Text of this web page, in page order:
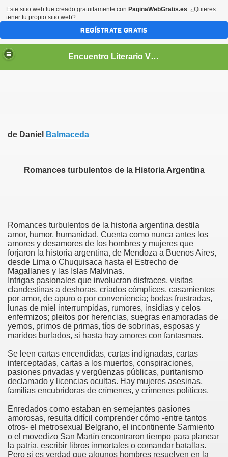
Encuentro Literario Virtual
de Daniel Balmaceda
Romances turbulentos de la Historia Argentina
Romances turbulentos de la historia argentina destila
amor, humor, humanidad. Cuenta como nunca antes los
amores y desamores de los hombres y mujeres que
forjaron la historia argentina, de Mendoza a Buenos Aires,
desde Lima o Chuquisaca hasta el Estrecho de
Magallanes y las Islas Malvinas.
Intrigas pasionales que involucran disfraces, visitas
clandestinas a deshoras, criados cómplices, casamientos
por amor, de apuro o por conveniencia; bodas frustradas,
lunas de miel interrumpidas, rumores, insidias y celos
enfermizos; pleitos por herencias, suegras enamoradas de
yernos, primos de primas, tíos de sobrinas, esposas y
maridos burlados, si hasta hay amores con fantasmas.
Se leen cartas encendidas, cartas indignadas, cartas
interceptadas, cartas a los muertos, conspiraciones,
pasiones privadas y vergüenzas públicas, puritanismo
declamado y licencias ocultas. Hay mujeres asesinas,
familias encubridoras de crímenes, y crímenes políticos.
Enredados como estaban en semejantes pasiones
amorosas, resulta difícil comprender cómo -entre tantos
otros- el metrosexual Belgrano, el incontinente Sarmiento
o el movedizo San Martín encontraron tiempo para planear
la patria, escribir libros inmortales o comandar batallas.
Pero si es verdad que algunos hombres resuelven en la
Este sitio web fue creado gratuitamente con PaginaWebGratis.es. ¿Quieres
tener tu propio sitio web?
REGÍSTRATE GRATIS